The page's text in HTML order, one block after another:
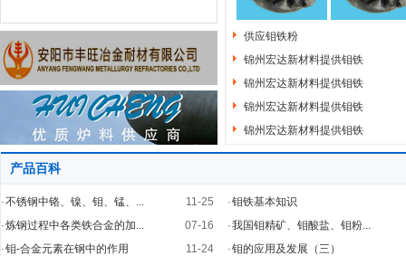
供应钼铁粉
锦州宏达新材料提供钼铁
锦州宏达新材料提供钼铁
锦州宏达新材料提供钼铁
锦州宏达新材料提供钼铁
产品百科
·不锈钢中铬、镍、钼、锰、...
11-25
·炼钢过程中各类铁合金的加...
07-16
·钼-合金元素在钢中的作用
11-24
·钼铁基本知识
·我国钼精矿、钼酸盐、钼粉...
·钼的应用及发展（三）